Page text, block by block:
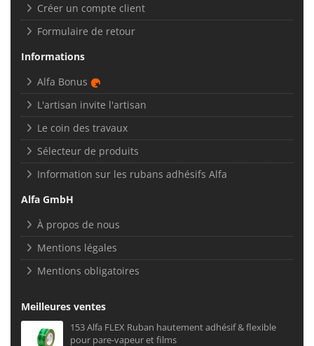
Créer un compte client
Formulaire de retour
Informations
Alfa Bonus
L'artisan invite l'artisan
Le coin des travaux
Sélecteur de produits
Information sur les rubans adhésifs Alfa
Alfa GmbH
À propos de nous
Mentions légales
Mentions obligatoires
Meilleures ventes
153 Alfa FLEX Ruban hautement adhésif & flexible
pour pare-vapeur et films